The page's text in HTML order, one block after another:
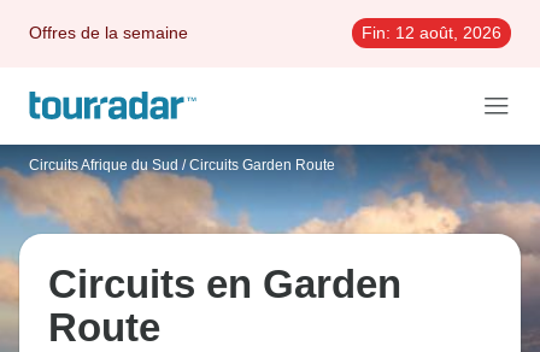
Offres de la semaine Fin: 12 août, 2026
Circuits Afrique du Sud / Circuits Garden Route
Circuits en Garden
Route